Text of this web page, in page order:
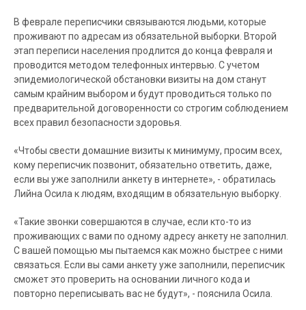
В феврале переписчики связываются людьми, которые
проживают по адресам из обязательной выборки. Второй
этап переписи населения продлится до конца февраля и
проводится методом телефонных интервью. С учетом
эпидемиологической обстановки визиты на дом станут
самым крайним выбором и будут проводиться только по
предварительной договоренности со строгим соблюдением
всех правил безопасности здоровья.
«Чтобы свести домашние визиты к минимуму, просим всех,
кому переписчик позвонит, обязательно ответить, даже,
если вы уже заполнили анкету в интернете», - обратилась
Лийна Осила к людям, входящим в обязательную выборку.
«Такие звонки совершаются в случае, если кто-то из
проживающих с вами по одному адресу анкету не заполнил.
С вашей помощью мы пытаемся как можно быстрее с ними
связаться. Если вы сами анкету уже заполнили, переписчик
сможет это проверить на основании личного кода и
повторно переписывать вас не будут», - пояснила Осила.